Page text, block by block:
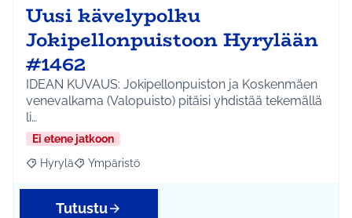
Uusi kävelypolku
Jokipellonpuistoon Hyrylään
#1462
IDEAN KUVAUS: Jokipellonpuiston ja Koskenmäen
venevalkama (Valopuisto) pitäisi yhdistää tekemällä
li…
Ei etene jatkoon
Rajaa tulokset aihepiirin mukaan: Hyrylä
Hyrylä Rajaa tulokset teeman mukaan: Ympäristö
Ympäristö
Tutustu